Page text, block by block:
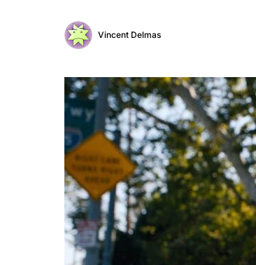
Vincent Delmas